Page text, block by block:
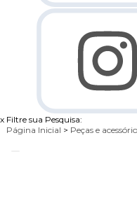
x Filtre sua Pesquisa:
Página Inicial > Peças e